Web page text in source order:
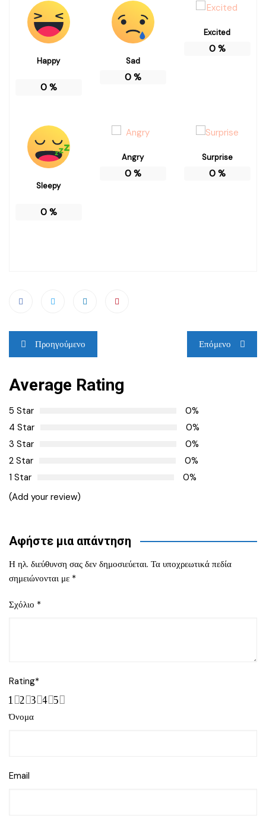
Happy
0%
Sad
0%
Excited
0%
Sleepy
0%
Angry
0%
Surprise
0%
Πλοήγηση
άρθρων
Προηγούμενο Επόμενο
Average Rating
5 Star
0%
4 Star
0%
3 Star
0%
2 Star
0%
1 Star
0%
(Add your review)
Αφήστε μια απάντηση
Η ηλ. διεύθυνση σας δεν δημοσιεύεται. Τα υποχρεωτικά πεδία
σημειώνονται με *
Σχόλιο *
Rating*
5
4
3
2
1
Όνομα
Email